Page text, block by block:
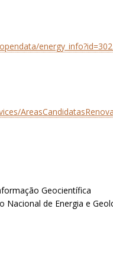
Geocientífica
Nacional de Energia e